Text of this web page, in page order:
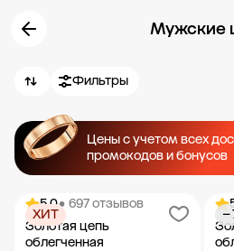
Мужские
Фильтры
Цены с учетом всех
промокодов и бонусов
5.0• 697 отзывов
Золотая цепь
облегченная
ХИТ −